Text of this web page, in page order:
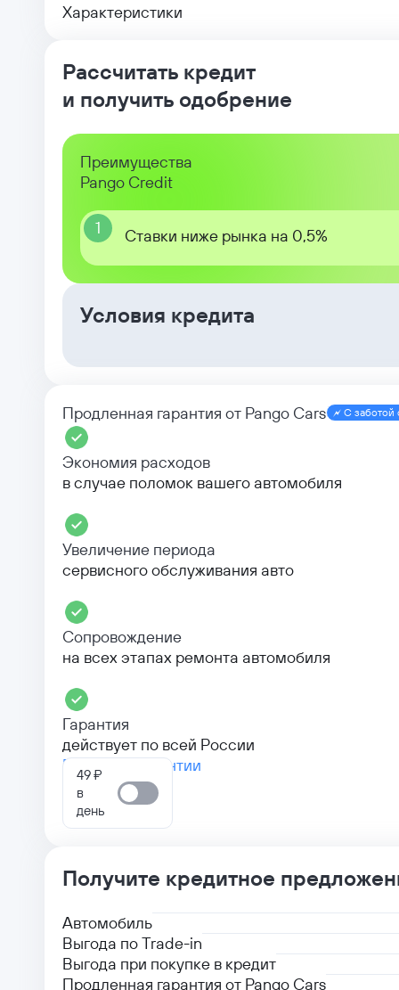
Характеристики
Рассчитать кредит
и получить одобрение
Преимущества
Pango Credit
1 Ставки ниже рынка на 0,5%
Условия кредита
Продленная гарантия от Pango Cars С заботой
Экономия расходов
в случае поломок вашего автомобиля
Увеличение периода
сервисного обслуживания авто
Сопровождение
на всех этапах ремонта автомобиля
Гарантия
действует по всей России
Больше о гарантии
49 ₽
в
день
Получите кредитное
Автомобиль
Выгода по Trade-in
Выгода при покупке в кредит
Продленная гарантия от Pango Cars